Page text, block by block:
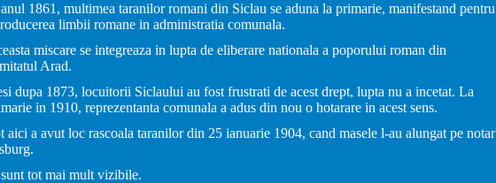
1861, multimea taranilor romani din Siclau se aduna la primarie, manifestand pentru
limbii romane in administratia comunala.
miscare se integreaza in lupta de eliberare nationala a poporului roman din
Arad.
dupa 1873, locuitorii Siclaului au fost frustrati de acest drept, lupta nu a incetat. La
in 1910, reprezentanta comunala a adus din nou o hotarare in acest sens.
aici a avut loc rascoala taranilor din 25 ianuarie 1904, cand masele l-au alungat pe notar
tot mai mult vizibile.